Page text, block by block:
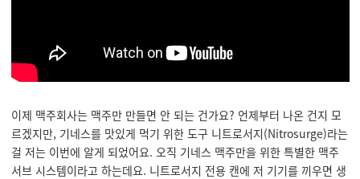
이제 맥주회사는 맥주만 만들면 안 되는 건가요? 언제부터 나온 건지 모
르겠지만, 기네스를 맛있게 먹기 위한 도구 니트로서지(Nitrosurge)라는
걸 저는 이번에 알게 되었어요. 오직 기네스 맥주만을 위한 특별한 맥주
서브 시스템이라고 하는데요. 니트로서지 전용 캔에 저 기기를 끼우면 생